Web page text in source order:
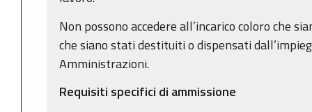
Non possono accedere all’incarico coloro che
che siano stati destituiti o dispensati
Amministrazioni.
Requisiti specifici di ammissione